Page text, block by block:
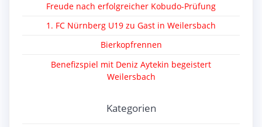
Freude nach erfolgreicher Kobudo-Prüfung
1. FC Nürnberg U19 zu Gast in Weilersbach
Bierkopfrennen
Benefizspiel mit Deniz Aytekin begeistert
Weilersbach
Kategorien